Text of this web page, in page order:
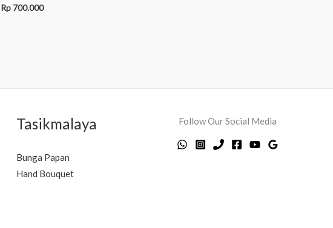
Rp 700.000
Tasikmalaya
Bunga Papan
Hand Bouquet
Follow Our Social Media